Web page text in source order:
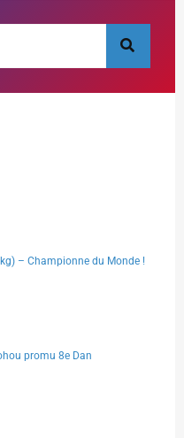
– Championne du Monde !
promu 8e Dan